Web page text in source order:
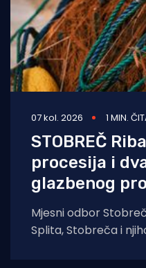
07 kol. 2026 1 MIN.
STOBREČ
procesija i
glazbenog
Mjesni odbor
Splita, Stobreča i